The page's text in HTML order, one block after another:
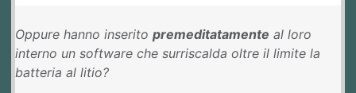
Oppure hanno inserito premeditatamente al loro
interno un software che surriscalda oltre il limite la
batteria al litio?